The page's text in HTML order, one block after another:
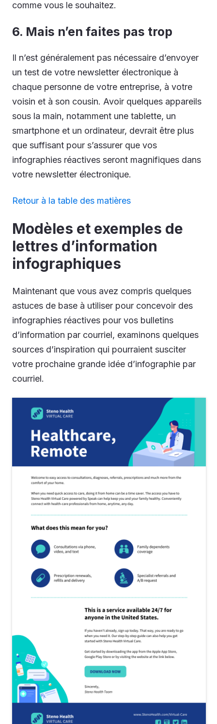
comme vous le souhaitez.
6. Mais n’en faites pas trop
Il n’est généralement pas nécessaire d’envoyer
un test de votre newsletter électronique à
chaque personne de votre entreprise, à votre
voisin et à son cousin. Avoir quelques appareils
sous la main, notamment une tablette, un
smartphone et un ordinateur, devrait être plus
que suffisant pour s’assurer que vos
infographies réactives seront magnifiques dans
votre newsletter électronique.
Retour à la table des matières
Modèles et exemples de
lettres d’information
infographiques
Maintenant que vous avez compris quelques
astuces de base à utiliser pour concevoir des
infographies réactives pour vos bulletins
d’information par courriel, examinons quelques
sources d’inspiration qui pourraient susciter
votre prochaine grande idée d’infographie par
courriel.